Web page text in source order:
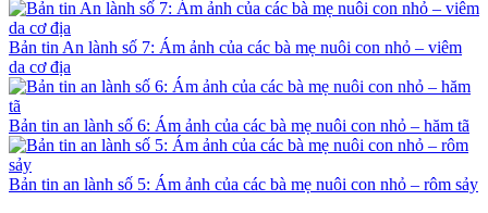
Bản tin An lành số 7: Ám ảnh của các bà mẹ nuôi con nhỏ – viêm
da cơ địa
Bản tin an lành số 6: Ám ảnh của các bà mẹ nuôi con nhỏ – hăm tã
Bản tin an lành số 5: Ám ảnh của các bà mẹ nuôi con nhỏ – rôm sảy